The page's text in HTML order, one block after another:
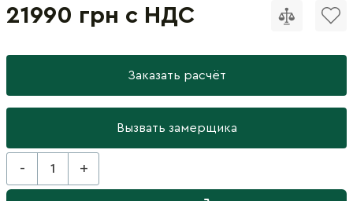
21990 грн с НДС
Заказать расчёт
Вызвать замерщика
- +